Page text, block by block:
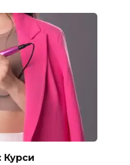
Курси